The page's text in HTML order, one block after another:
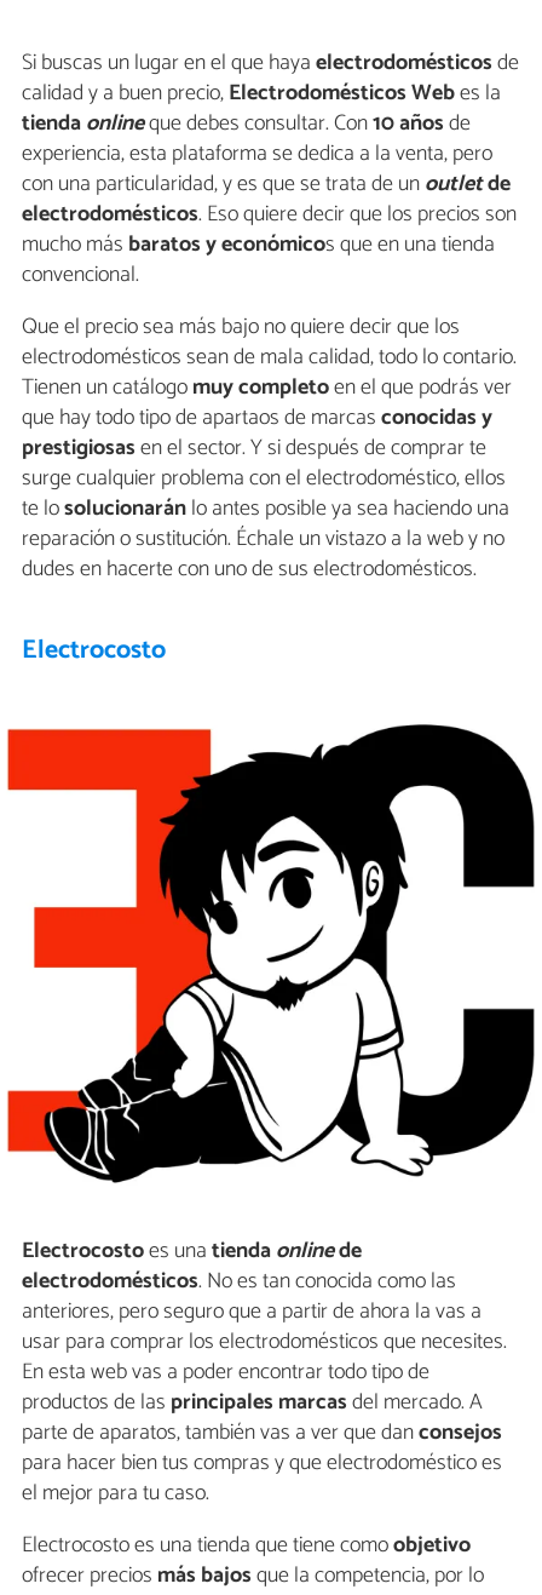
Si buscas un lugar en el que hayaelectrodomésticosde
calidad y a buen precio,Electrodomésticos Webes la
tiendaonlineque debes consultar. Con10 añosde
experiencia, esta plataforma se dedica a la venta, pero
con una particularidad, y es que se trata de unoutletde
electrodomésticos. Eso quiere decir que los precios son
mucho más baratos y económicos que en una tienda
convencional.
Que el precio sea más bajo no quiere decir que los
electrodomésticos sean de mala calidad, todo lo contario.
Tienen un catálogomuy completoen el que podrás ver
que hay todo tipo de apartaos de marcasconocidas y
prestigiosasen el sector. Y si después de comprar te
surge cualquier problema con el electrodoméstico, ellos
te losolucionaránlo antes posible ya sea haciendo una
reparación o sustitución. Échale un vistazo a la web y no
dudes en hacerte con uno de sus electrodomésticos.
Electrocosto
Electrocostoes unatiendaonlinede
electrodomésticos. No es tan conocida como las
anteriores, pero seguro que a partir de ahora la vas a
usar para comprar los electrodomésticos que necesites.
En esta web vas a poder encontrar todo tipo de
productos de las principales marcasdel mercado. A
parte de aparatos, también vas a ver que danconsejos
para hacer bien tus compras y que electrodoméstico es
el mejor para tu caso.
Electrocosto es una tienda que tiene comoobjetivo
ofrecer precios más bajosque la competencia, por lo